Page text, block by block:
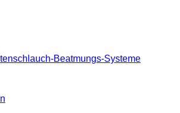
Beatmungs-Systeme